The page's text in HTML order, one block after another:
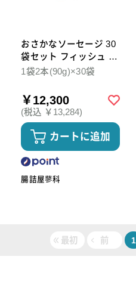
おさかなソーセージ 30
袋セット フィッシュ 魚
肉 そーせーじ 無添加
1袋2本(90g)×30袋
￥12,300
(税込 ￥13,284)
カートに追加
腸詰屋蓼科
最初 前 1